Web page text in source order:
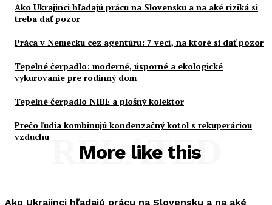
Ako Ukrajinci hľadajú prácu na Slovensku a na aké riziká si
treba dať pozor
Práca v Nemecku cez agentúru: 7 vecí, na ktoré si dať pozor
Tepelné čerpadlo: moderné, úsporné a ekologické
vykurovanie pre rodinný dom
Tepelné čerpadlo NIBE a plošný kolektor
Prečo ľudia kombinujú kondenzačný kotol s rekuperáciou
vzduchu
More like this
RELATED
Ako Ukrajinci hľadajú prácu na Slovensku a na aké